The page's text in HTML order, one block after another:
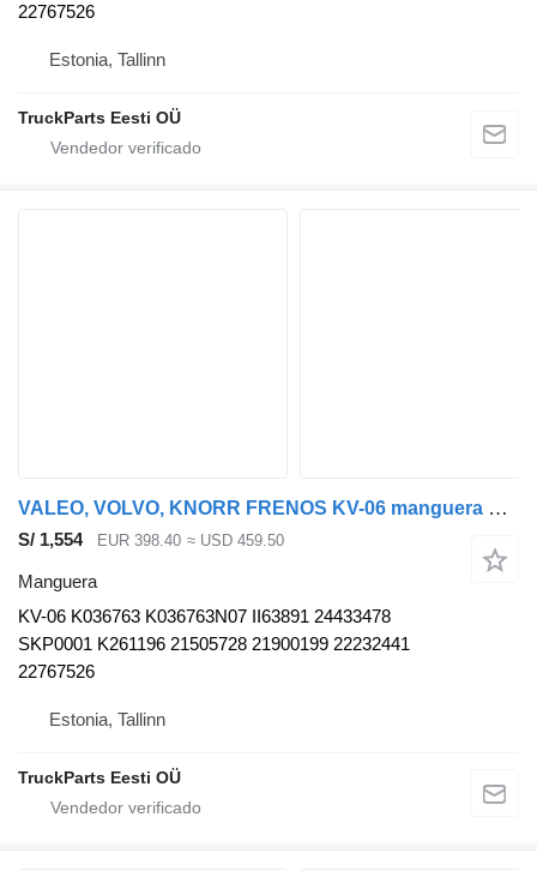
22767526
Estonia, Tallinn
TruckParts Eesti OÜ
VALEO, VOLVO, KNORR FRENOS KV-06 manguera para Volvo B5LH, B0E (2008-) autobús
S/ 1,554 EUR 398.40 ≈ USD 459.50
Manguera
KV-06 K036763 K036763N07 II63891 24433478
SKP0001 K261196 21505728 21900199 22232441
22767526
Estonia, Tallinn
TruckParts Eesti OÜ